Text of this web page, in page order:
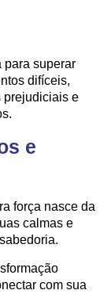
para superar
difíceis,
prejudiciais e
e
força nasce da
calmas e
com sua